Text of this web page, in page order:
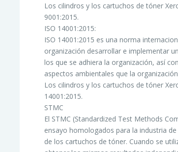
Los cilindros y los cartuchos de tóner
9001:2015.
ISO 14001:2015:
ISO 14001:2015 es una norma
organización desarrollar e implementar
los que se adhiera la organización, así
aspectos ambientales que la
Los cilindros y los cartuchos de tóner
14001:2015.
STMC
El STMC (Standardized Test Methods
ensayo homologados para la industria
de los cartuchos de tóner. Cuando se